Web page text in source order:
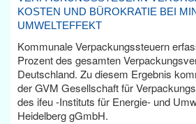
KOSTEN UND BÜROKRATIE BEI
UMWELTEFFEKT
Kommunale Verpackungssteuern
Prozent des gesamten
Deutschland. Zu diesem Ergebnis
der GVM Gesellschaft für
des ifeu -Instituts für Energie- und
Heidelberg gGmbH.